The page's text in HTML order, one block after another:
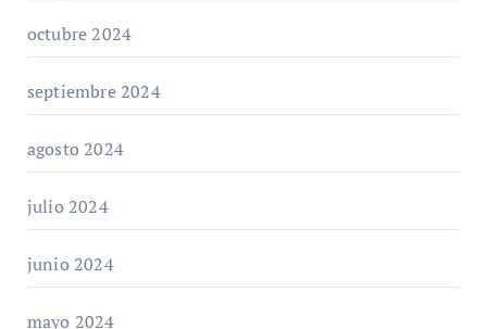
octubre 2024
septiembre 2024
agosto 2024
julio 2024
junio 2024
mayo 2024